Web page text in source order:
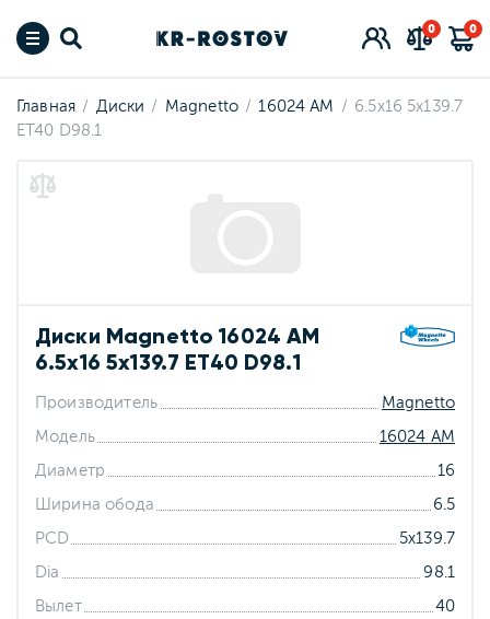
0 0
Главная Диски Magnetto 16024 AM
6.5x16 5x139.7
ET40 D98.1
Диски Magnetto 16024 AM
6.5x16 5x139.7 ET40 D98.1
Производитель Magnetto
Модель 16024 AM
Диаметр 16
Ширина обода 6.5
PCD 5x139.7
Dia 98.1
Вылет 40